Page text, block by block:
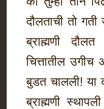
दौलताची तो
ब्राह्मणी
चित्तातील उगीच
बुडत चालली! या
ब्राह्मणी